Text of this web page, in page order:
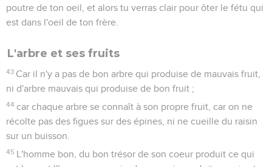
poutre de ton oeil, et alors tu verras clair pour ôter le fétu qui
est dans l'oeil de ton frère.
L'arbre et ses fruits
43 Car il n'y a pas de bon arbre qui produise de mauvais fruit,
ni d'arbre mauvais qui produise de bon fruit ;
44 car chaque arbre se connaît à son propre fruit, car on ne
récolte pas des figues sur des épines, ni ne cueille du raisin
sur un buisson.
45 L'homme bon, du bon trésor de son coeur produit ce qui